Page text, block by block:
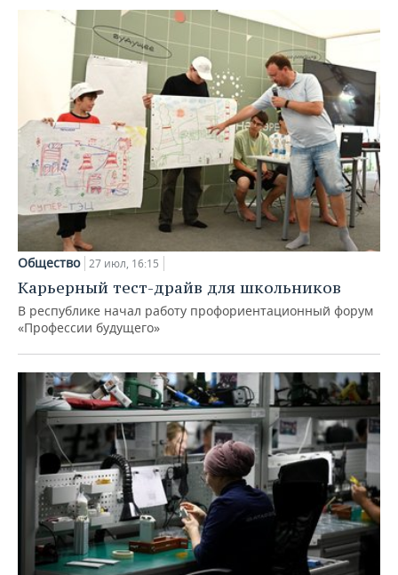
Общество 27 июл, 16:15
Карьерный тест-драйв для школьников
В республике начал работу профориентационный форум
«Профессии будущего»